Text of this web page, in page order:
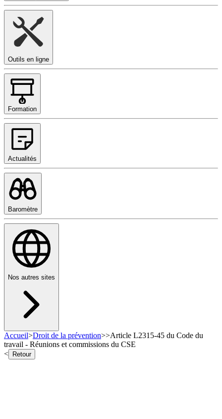
Outils en ligne
Formation
Actualités
Baromètre
Nos autres sites
Accueil>Droit de la prévention>>Article L2315-45 du Code du
travail - Réunions et commissions du CSE
<
Retour